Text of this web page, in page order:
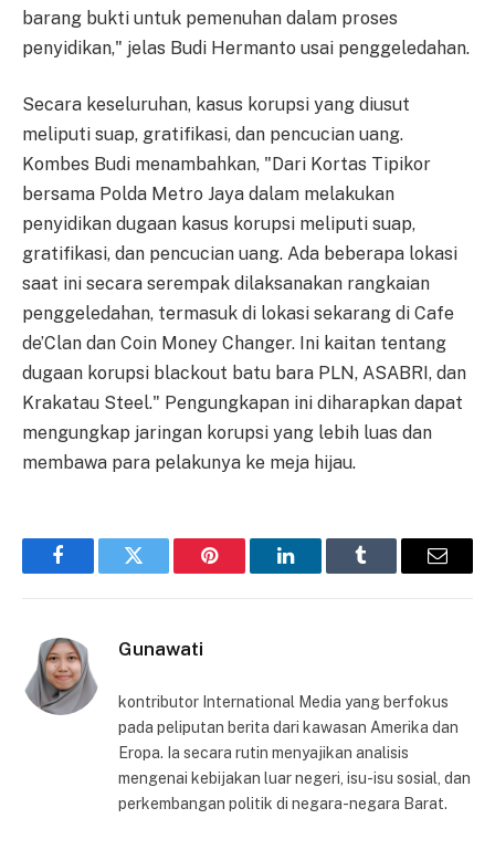
barang bukti untuk pemenuhan dalam proses
penyidikan," jelas Budi Hermanto usai penggeledahan.
Secara keseluruhan, kasus korupsi yang diusut
meliputi suap, gratifikasi, dan pencucian uang.
Kombes Budi menambahkan, "Dari Kortas Tipikor
bersama Polda Metro Jaya dalam melakukan
penyidikan dugaan kasus korupsi meliputi suap,
gratifikasi, dan pencucian uang. Ada beberapa lokasi
saat ini secara serempak dilaksanakan rangkaian
penggeledahan, termasuk di lokasi sekarang di Cafe
de’Clan dan Coin Money Changer. Ini kaitan tentang
dugaan korupsi blackout batu bara PLN, ASABRI, dan
Krakatau Steel." Pengungkapan ini diharapkan dapat
mengungkap jaringan korupsi yang lebih luas dan
membawa para pelakunya ke meja hijau.
FacebookTwitter Pinterest LinkedInTumblr Email
Gunawati
kontributor International Media yang berfokus
pada peliputan berita dari kawasan Amerika dan
Eropa. Ia secara rutin menyajikan analisis
mengenai kebijakan luar negeri, isu-isu sosial, dan
perkembangan politik di negara-negara Barat.